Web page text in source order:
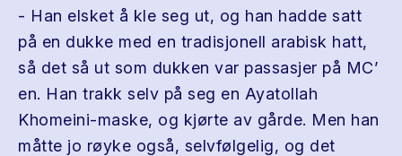
- Han elsket å kle seg ut, og han hadde satt
på en dukke med en tradisjonell arabisk hatt,
så det så ut som dukken var passasjer på MC’
en. Han trakk selv på seg en Ayatollah
Khomeini-maske, og kjørte av gårde. Men han
måtte jo røyke også, selvfølgelig, og det